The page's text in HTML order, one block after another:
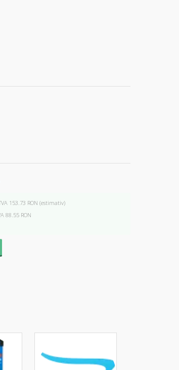
153.73 RON (estimativ)
88.55 RON